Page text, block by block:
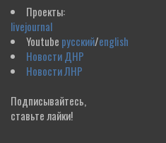
Проекты:
livejournal
Youtube русский/english
Новости ДНР
Новости ЛНР
Подписывайтесь,
ставьте лайки!